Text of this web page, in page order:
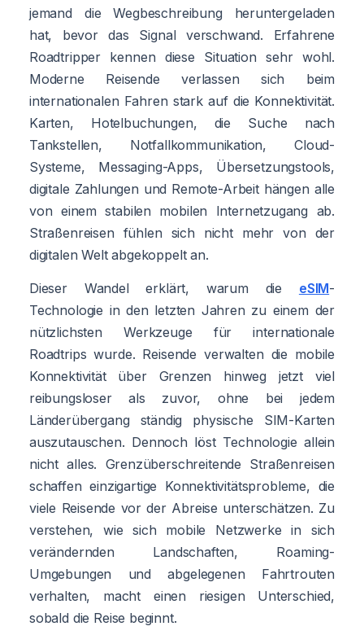
jemand die Wegbeschreibung heruntergeladen
hat, bevor das Signal verschwand. Erfahrene
Roadtripper kennen diese Situation sehr wohl.
Moderne Reisende verlassen sich beim
internationalen Fahren stark auf die Konnektivität.
Karten, Hotelbuchungen, die Suche nach
Tankstellen, Notfallkommunikation, Cloud-
Systeme, Messaging-Apps, Übersetzungstools,
digitale Zahlungen und Remote-Arbeit hängen alle
von einem stabilen mobilen Internetzugang ab.
Straßenreisen fühlen sich nicht mehr von der
digitalen Welt abgekoppelt an.
Dieser Wandel erklärt, warum die eSIM-
Technologie in den letzten Jahren zu einem der
nützlichsten Werkzeuge für internationale
Roadtrips wurde. Reisende verwalten die mobile
Konnektivität über Grenzen hinweg jetzt viel
reibungsloser als zuvor, ohne bei jedem
Länderübergang ständig physische SIM-Karten
auszutauschen. Dennoch löst Technologie allein
nicht alles. Grenzüberschreitende Straßenreisen
schaffen einzigartige Konnektivitätsprobleme, die
viele Reisende vor der Abreise unterschätzen. Zu
verstehen, wie sich mobile Netzwerke in sich
verändernden Landschaften, Roaming-
Umgebungen und abgelegenen Fahrtrouten
verhalten, macht einen riesigen Unterschied,
sobald die Reise beginnt.